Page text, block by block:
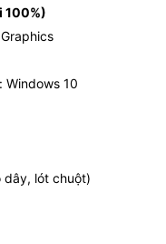
100%)
Windows 10
dây, lót chuột)